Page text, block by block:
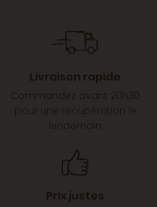
Livraison rapide
Commandez avant 20h30
pour une récupération le
lendemain
Prix justes